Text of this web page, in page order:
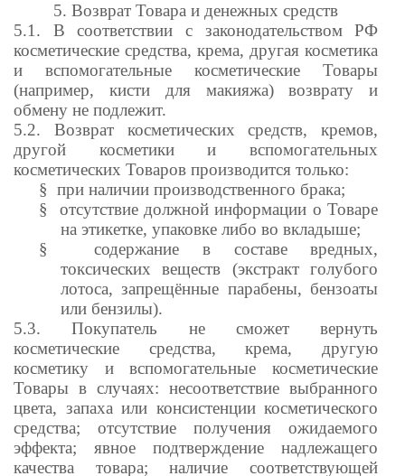
5. Возврат Товара и денежных средств
5.1. В соответствии с законодательством РФ
косметические средства, крема, другая косметика
и вспомогательные косметические Товары
(например, кисти для макияжа) возврату и
обмену не подлежит.
5.2. Возврат косметических средств, кремов,
другой косметики и вспомогательных
косметических Товаров производится только:
§ при наличии производственного брака;
§
отсутствие должной информации о Товаре
на этикетке, упаковке либо во вкладыше;
§
содержание в составе вредных,
токсических веществ (экстракт голубого
лотоса, запрещённые парабены, бензоаты
или бензилы).
5.3. Покупатель не сможет вернуть
косметические средства, крема, другую
косметику и вспомогательные косметические
Товары в случаях: несоответствие выбранного
цвета, запаха или консистенции косметического
средства; отсутствие получения ожидаемого
эффекта; явное подтверждение надлежащего
качества товара; наличие соответствующей